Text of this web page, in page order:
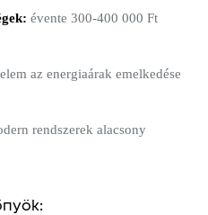
évente 300-400 000 Ft
az energiaárak emelkedése
rendszerek alacsony